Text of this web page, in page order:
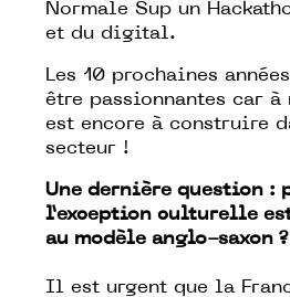
Normale Sup un
et du digital.
Les 10 prochaines
être passionnantes car à
est encore à construire
secteur !
Une dernière question :
l’exception culturelle
au modèle anglo-saxon ?
Il est urgent que la